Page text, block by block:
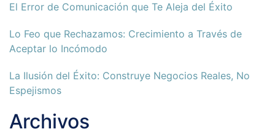
El Error de Comunicación que Te Aleja del Éxito
Lo Feo que Rechazamos: Crecimiento a Través de
Aceptar lo Incómodo
La Ilusión del Éxito: Construye Negocios Reales, No
Espejismos
Archivos